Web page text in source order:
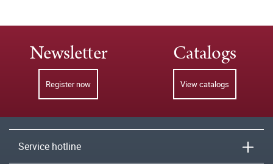
Newsletter
Register now
Catalogs
View catalogs
Service hotline